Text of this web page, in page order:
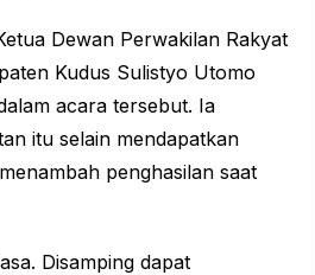
Dewan Perwakilan Rakyat
Kudus Sulistyo Utomo
acara tersebut. Ia
itu selain mendapatkan
penghasilan saat
Disamping dapat